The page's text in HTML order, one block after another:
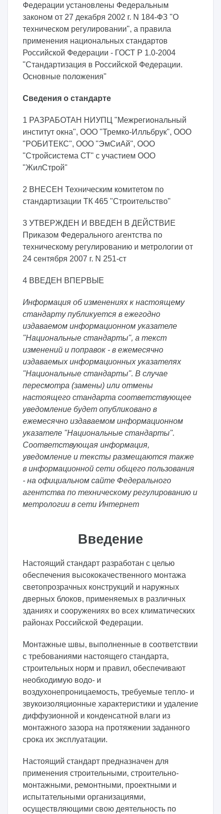
Федерации установлены Федеральным
законом от 27 декабря 2002 г. N 184-ФЗ "О
техническом регулировании", а правила
применения национальных стандартов
Российской Федерации - ГОСТ Р 1.0-2004
"Стандартизация в Российской Федерации.
Основные положения"
Сведения о стандарте
1 РАЗРАБОТАН НИУПЦ "Межрегиональный
институт окна", ООО "Тремко-Илльбрук", ООО
"РОБИТЕКС", ООО "ЭмСиАй", ООО
"Стройсистема СТ" с участием ООО
"ЖилСтрой"
2 ВНЕСЕН Техническим комитетом по
стандартизации ТК 465 "Строительство"
3 УТВЕРЖДЕН И ВВЕДЕН В ДЕЙСТВИЕ
Приказом Федерального агентства по
техническому регулированию и метрологии от
24 сентября 2007 г. N 251-ст
4 ВВЕДЕН ВПЕРВЫЕ
Информация об изменениях к настоящему
стандарту публикуется в ежегодно
издаваемом информационном указателе
"Национальные стандарты", а текст
изменений и поправок - в ежемесячно
издаваемых информационных указателях
"Национальные стандарты". В случае
пересмотра (замены) или отмены
настоящего стандарта соответствующее
уведомление будет опубликовано в
ежемесячно издаваемом информационном
указателе "Национальные стандарты".
Соответствующая информация,
уведомление и тексты размещаются также
в информационной сети общего пользования
- на официальном сайте Федерального
агентства по техническому регулированию и
метрологии в сети Интернет
Введение
Настоящий стандарт разработан с целью
обеспечения высококачественного монтажа
светопрозрачных конструкций и наружных
дверных блоков, применяемых в различных
зданиях и сооружениях во всех климатических
районах Российской Федерации.
Монтажные швы, выполненные в соответствии
с требованиями настоящего стандарта,
строительных норм и правил, обеспечивают
необходимую водо- и
воздухонепроницаемость, требуемые тепло- и
звукоизоляционные характеристики и удаление
диффузионной и конденсатной влаги из
монтажного зазора на протяжении заданного
срока их эксплуатации.
Настоящий стандарт предназначен для
применения строительными, строительно-
монтажными, ремонтными, проектными и
испытательными организациями,
осуществляющими свою деятельность по